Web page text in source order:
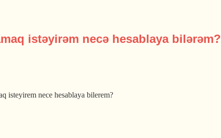
istəyirəm necə hesablaya bilərəm?
isteyirem nece hesablaya bilerem?